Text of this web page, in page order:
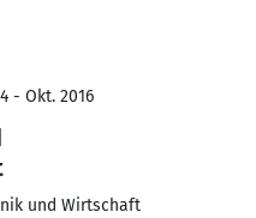
- Okt. 2016
und Wirtschaft